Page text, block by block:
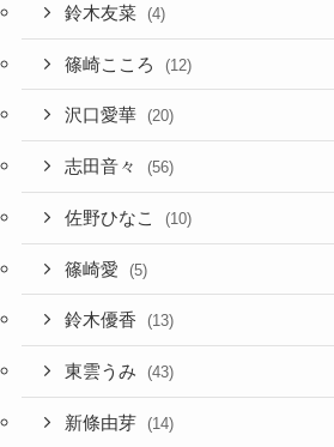
鈴木友菜 (4)
篠崎こころ (12)
沢口愛華 (20)
志田音々 (56)
佐野ひなこ (10)
篠崎愛 (5)
鈴木優香 (13)
東雲うみ (43)
新條由芽 (14)